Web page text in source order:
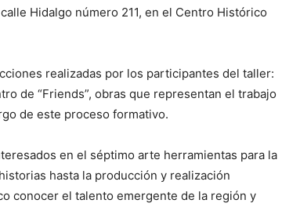
Hidalgo número 211, en el Centro Histórico
realizadas por los participantes del taller:
de “Friends”, obras que representan el trabajo
de este proceso formativo.
en el séptimo arte herramientas para la
hasta la producción y realización
conocer el talento emergente de la región y